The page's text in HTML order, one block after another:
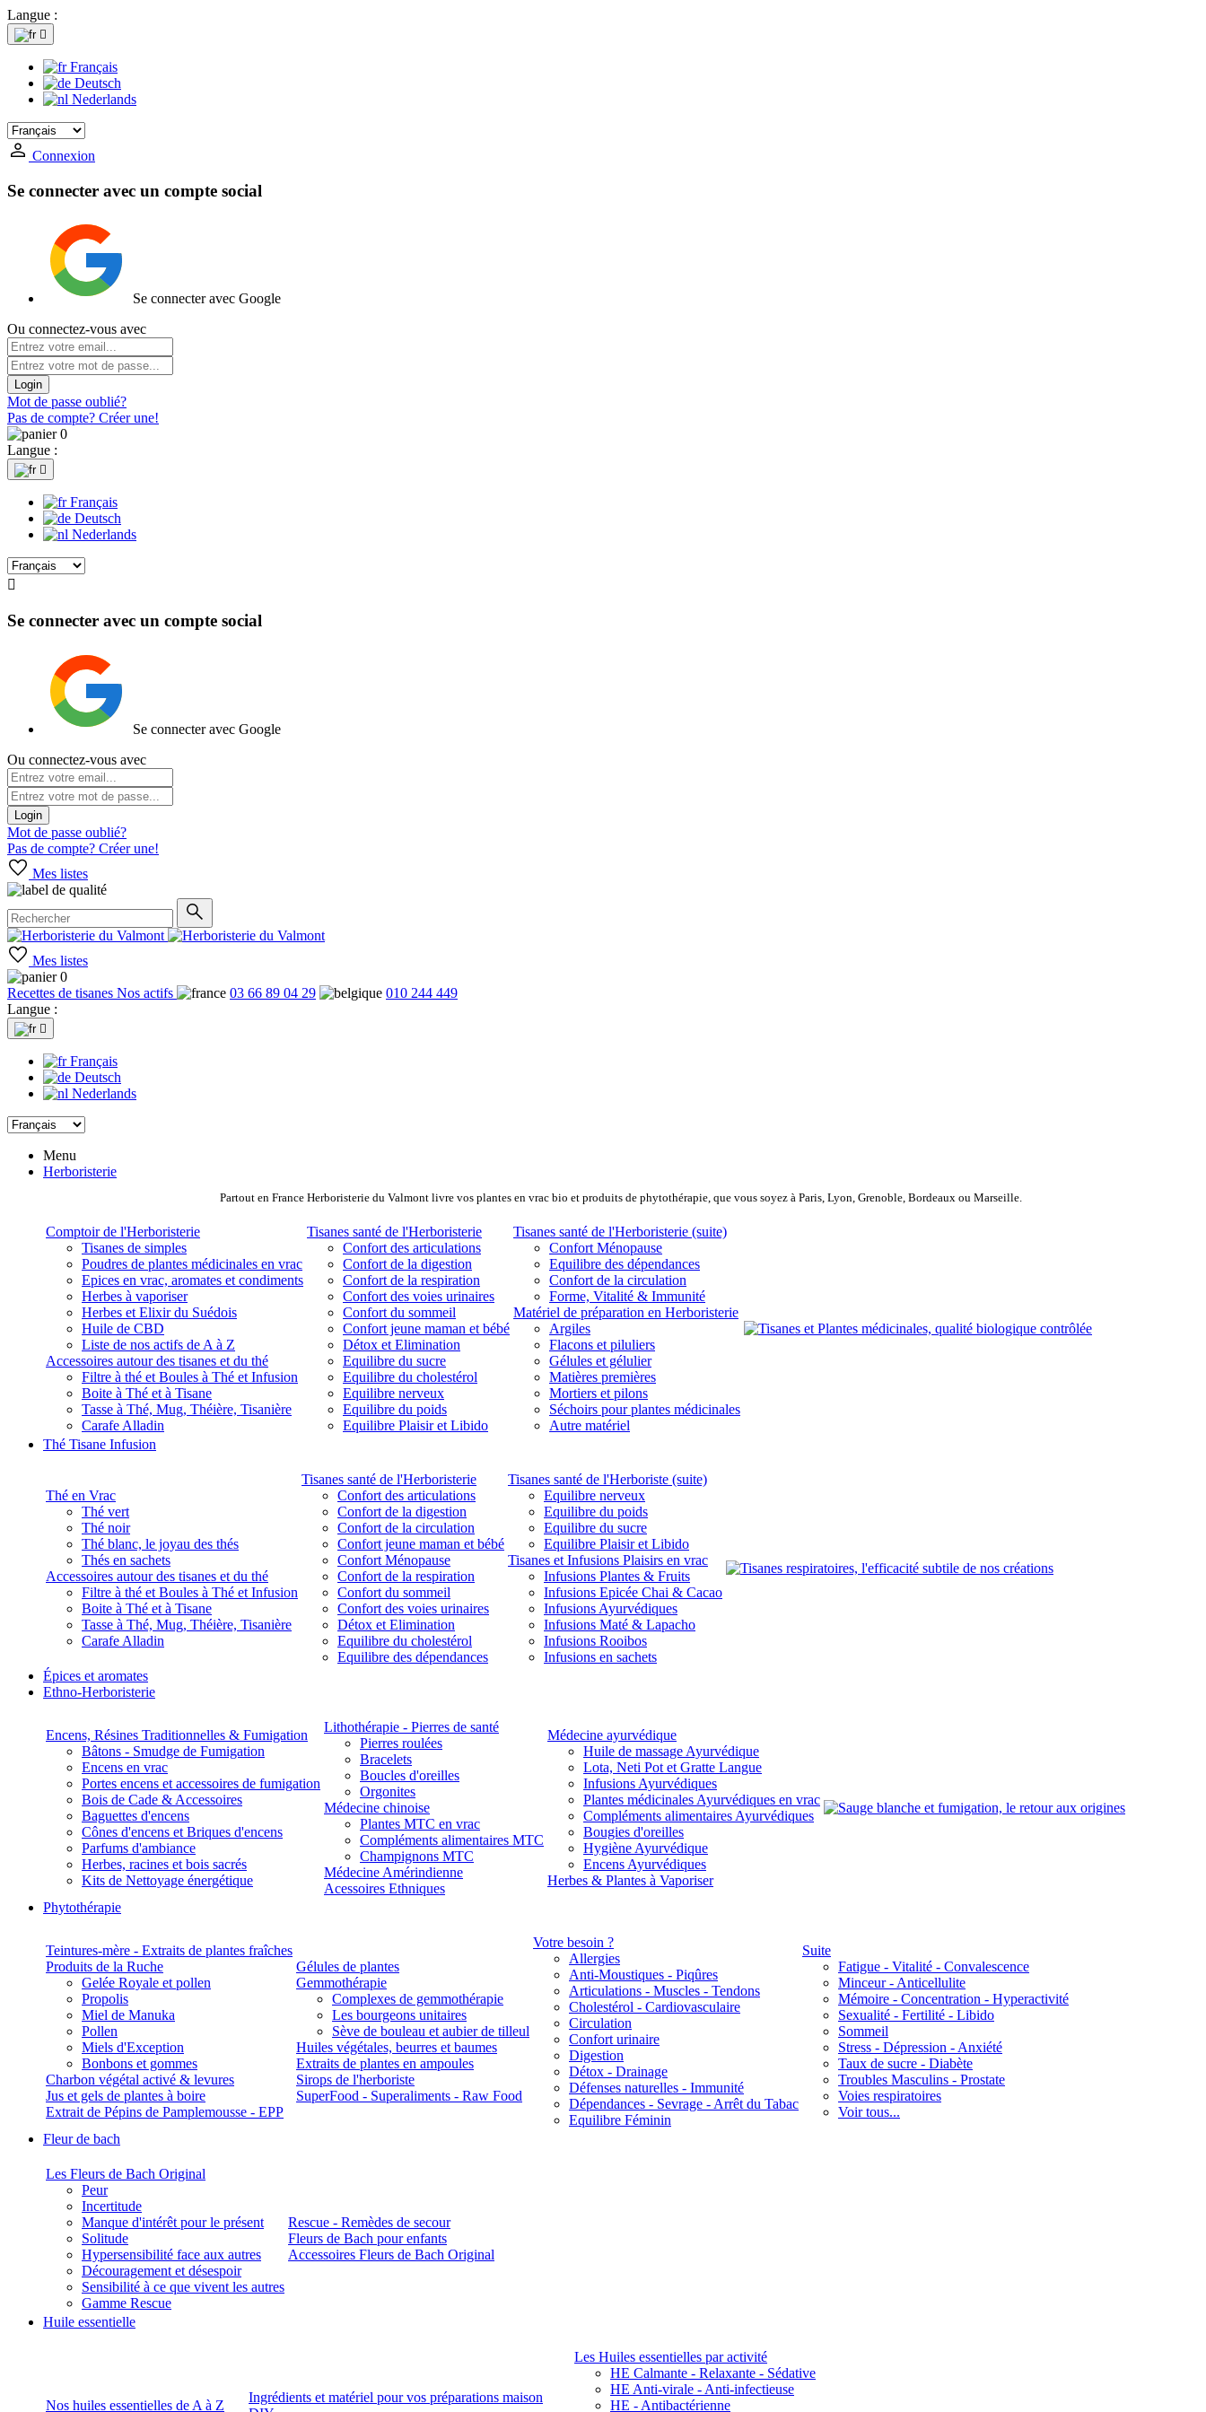
Langue :

Français
Deutsch
Nederlands
Connexion
Se connecter avec un compte social
Se connecter avec Google
Ou connectez-vous avec
Login
Mot de passe oublié?
Pas de compte? Créer une!
0
Langue :

Français
Deutsch
Nederlands

Se connecter avec un compte social
Se connecter avec Google
Ou connectez-vous avec
Login
Mot de passe oublié?
Pas de compte? Créer une!
Mes listes
Mes listes
0
Recettes de tisanes Nos actifs 03 66 89 04 29
010 244 449
Langue :

Français
Deutsch
Nederlands
Menu
Herboristerie
Partout en France Herboristerie du Valmont livre vos plantes en vrac bio et produits de phytothérapie, que vous soyez à Paris, Lyon, Grenoble, Bordeaux ou Marseille.
Comptoir de l'Herboristerie
Tisanes de simples
Poudres de plantes médicinales en vrac
Epices en vrac, aromates et condiments
Herbes à vaporiser
Herbes et Elixir du Suédois
Huile de CBD
Liste de nos actifs de A à Z
Accessoires autour des tisanes et du thé
Filtre à thé et Boules à Thé et Infusion
Boite à Thé et à Tisane
Tasse à Thé, Mug, Théière, Tisanière
Carafe Alladin
Tisanes santé de l'Herboristerie
Confort des articulations
Confort de la digestion
Confort de la respiration
Confort des voies urinaires
Confort du sommeil
Confort jeune maman et bébé
Détox et Elimination
Equilibre du sucre
Equilibre du cholestérol
Equilibre nerveux
Equilibre du poids
Equilibre Plaisir et Libido
Tisanes santé de l'Herboristerie (suite)
Confort Ménopause
Equilibre des dépendances
Confort de la circulation
Forme, Vitalité & Immunité
Matériel de préparation en Herboristerie
Argiles
Flacons et piluliers
Gélules et gélulier
Matières premières
Mortiers et pilons
Séchoirs pour plantes médicinales
Autre matériel
Thé Tisane Infusion
Thé en Vrac
Thé vert
Thé noir
Thé blanc, le joyau des thés
Thés en sachets
Accessoires autour des tisanes et du thé
Filtre à thé et Boules à Thé et Infusion
Boite à Thé et à Tisane
Tasse à Thé, Mug, Théière, Tisanière
Carafe Alladin
Tisanes santé de l'Herboristerie
Confort des articulations
Confort de la digestion
Confort de la circulation
Confort jeune maman et bébé
Confort Ménopause
Confort de la respiration
Confort du sommeil
Confort des voies urinaires
Détox et Elimination
Equilibre du cholestérol
Equilibre des dépendances
Tisanes santé de l'Herboriste (suite)
Equilibre nerveux
Equilibre du poids
Equilibre du sucre
Equilibre Plaisir et Libido
Tisanes et Infusions Plaisirs en vrac
Infusions Plantes & Fruits
Infusions Epicée Chai & Cacao
Infusions Ayurvédiques
Infusions Maté & Lapacho
Infusions Rooibos
Infusions en sachets
Épices et aromates
Ethno-Herboristerie
Encens, Résines Traditionnelles & Fumigation
Bâtons - Smudge de Fumigation
Encens en vrac
Portes encens et accessoires de fumigation
Bois de Cade & Accessoires
Baguettes d'encens
Cônes d'encens et Briques d'encens
Parfums d'ambiance
Herbes, racines et bois sacrés
Kits de Nettoyage énergétique
Lithothérapie - Pierres de santé
Pierres roulées
Bracelets
Boucles d'oreilles
Orgonites
Médecine chinoise
Plantes MTC en vrac
Compléments alimentaires MTC
Champignons MTC
Médecine Amérindienne
Acessoires Ethniques
Médecine ayurvédique
Huile de massage Ayurvédique
Lota, Neti Pot et Gratte Langue
Infusions Ayurvédiques
Plantes médicinales Ayurvédiques en vrac
Compléments alimentaires Ayurvédiques
Bougies d'oreilles
Hygiène Ayurvédique
Encens Ayurvédiques
Herbes & Plantes à Vaporiser
Phytothérapie
Teintures-mère - Extraits de plantes fraîches
Produits de la Ruche
Gelée Royale et pollen
Propolis
Miel de Manuka
Pollen
Miels d'Exception
Bonbons et gommes
Charbon végétal activé & levures
Jus et gels de plantes à boire
Extrait de Pépins de Pamplemousse - EPP
Gélules de plantes
Gemmothérapie
Complexes de gemmothérapie
Les bourgeons unitaires
Sève de bouleau et aubier de tilleul
Huiles végétales, beurres et baumes
Extraits de plantes en ampoules
Sirops de l'herboriste
SuperFood - Superaliments - Raw Food
Votre besoin ?
Allergies
Anti-Moustiques - Piqûres
Articulations - Muscles - Tendons
Cholestérol - Cardiovasculaire
Circulation
Confort urinaire
Digestion
Détox - Drainage
Défenses naturelles - Immunité
Dépendances - Sevrage - Arrêt du Tabac
Equilibre Féminin
Suite
Fatigue - Vitalité - Convalescence
Minceur - Anticellulite
Mémoire - Concentration - Hyperactivité
Sexualité - Fertilité - Libido
Sommeil
Stress - Dépression - Anxiété
Taux de sucre - Diabète
Troubles Masculins - Prostate
Voies respiratoires
Voir tous...
Fleur de bach
Les Fleurs de Bach Original
Peur
Incertitude
Manque d'intérêt pour le présent
Solitude
Hypersensibilité face aux autres
Découragement et désespoir
Sensibilité à ce que vivent les autres
Gamme Rescue
Rescue - Remèdes de secour
Fleurs de Bach pour enfants
Accessoires Fleurs de Bach Original
Huile essentielle
Nos huiles essentielles de A à Z
Ingrédients et matériel pour vos préparations maison
Les Huiles essentielles par activité
HE Calmante - Relaxante - Sédative
HE Anti-virale - Anti-infectieuse
HE - Antibactérienne